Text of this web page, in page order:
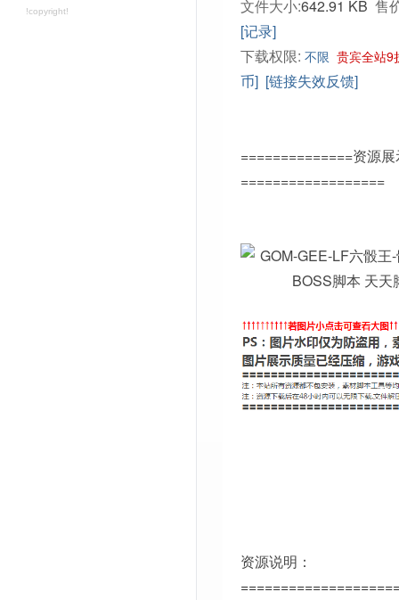
!copyright!
文件大小:642.91 KB 售
[记录]
下载权限: 不限 贵宾全站9
币] [链接失效反馈]
==============资源
==================
资源说明：